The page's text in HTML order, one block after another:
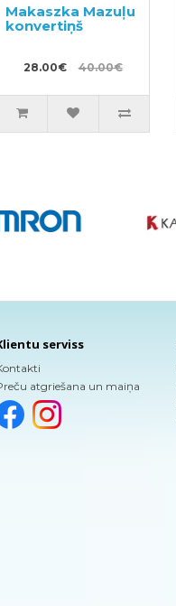
Makaszka Mazuļu
konvertiņš
28.00€ 40.00€
serviss
atgriešana un maiņa